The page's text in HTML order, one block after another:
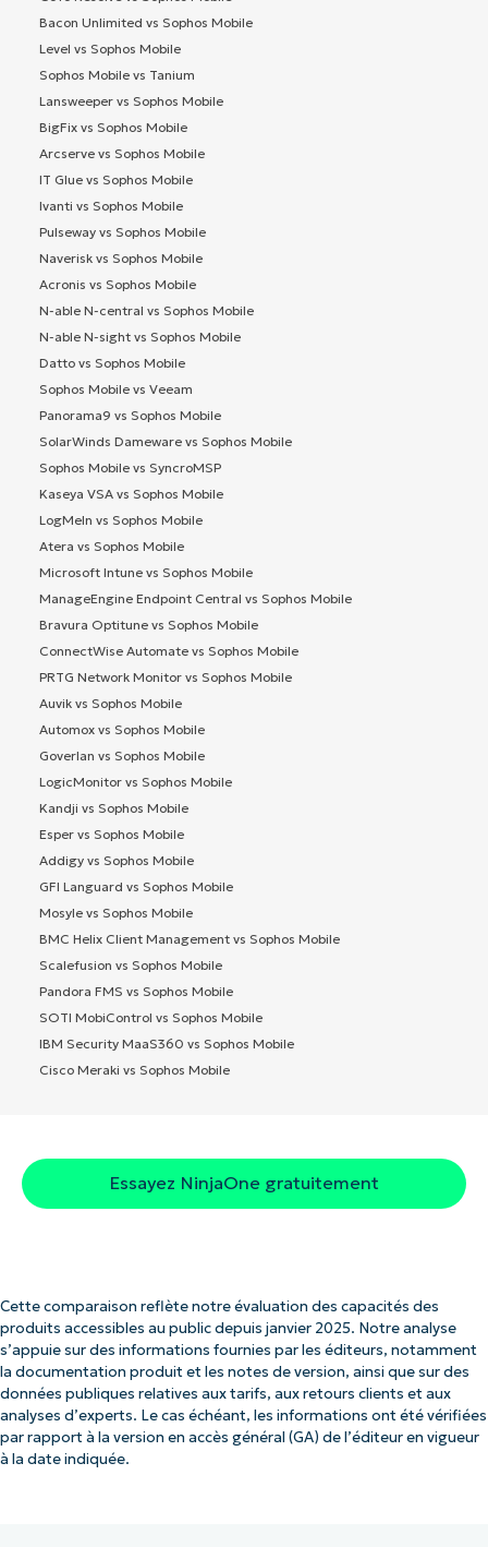
Bacon Unlimited vs Sophos Mobile
Level vs Sophos Mobile
Sophos Mobile vs Tanium
Lansweeper vs Sophos Mobile
BigFix vs Sophos Mobile
Arcserve vs Sophos Mobile
IT Glue vs Sophos Mobile
Ivanti vs Sophos Mobile
Pulseway vs Sophos Mobile
Naverisk vs Sophos Mobile
Acronis vs Sophos Mobile
N-able N-central vs Sophos Mobile
N-able N-sight vs Sophos Mobile
Datto vs Sophos Mobile
Sophos Mobile vs Veeam
Panorama9 vs Sophos Mobile
SolarWinds Dameware vs Sophos Mobile
Sophos Mobile vs SyncroMSP
Kaseya VSA vs Sophos Mobile
LogMeIn vs Sophos Mobile
Atera vs Sophos Mobile
Microsoft Intune vs Sophos Mobile
ManageEngine Endpoint Central vs Sophos Mobile
Bravura Optitune vs Sophos Mobile
ConnectWise Automate vs Sophos Mobile
PRTG Network Monitor vs Sophos Mobile
Auvik vs Sophos Mobile
Automox vs Sophos Mobile
Goverlan vs Sophos Mobile
LogicMonitor vs Sophos Mobile
Kandji vs Sophos Mobile
Esper vs Sophos Mobile
Addigy vs Sophos Mobile
GFI Languard vs Sophos Mobile
Mosyle vs Sophos Mobile
BMC Helix Client Management vs Sophos Mobile
Scalefusion vs Sophos Mobile
Pandora FMS vs Sophos Mobile
SOTI MobiControl vs Sophos Mobile
IBM Security MaaS360 vs Sophos Mobile
Cisco Meraki vs Sophos Mobile
Essayez NinjaOne gratuitement
Cette comparaison reflète notre évaluation des capacités des
produits accessibles au public depuis janvier 2025. Notre analyse
s’appuie sur des informations fournies par les éditeurs, notamment
la documentation produit et les notes de version, ainsi que sur des
données publiques relatives aux tarifs, aux retours clients et aux
analyses d’experts. Le cas échéant, les informations ont été vérifiées
par rapport à la version en accès général (GA) de l’éditeur en vigueur
à la date indiquée.